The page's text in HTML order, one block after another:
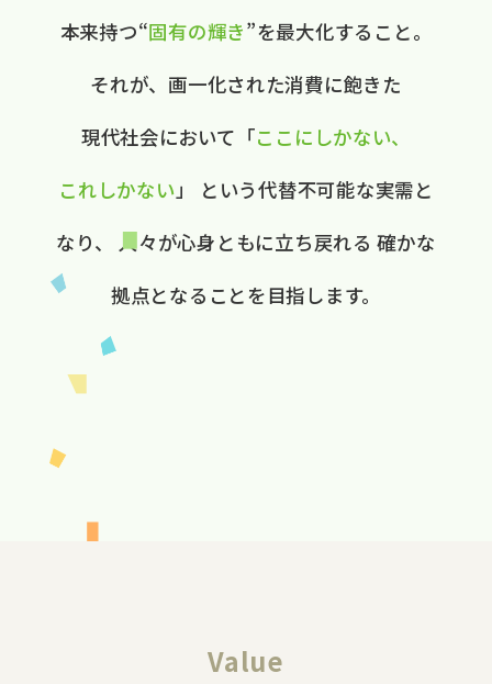
本来持つ“固有の​輝き”を​最大化する​こと。
それが、​画一化された​消費に​飽きた​
現代社会に​おいて ​「ここに​しかない、​
これしかない 」
と​いう​代替不可能な​実需と​
なり、
人々が​心身ともに​立ち戻れる 確かな​
拠点と​なる​ことを​目指します。​
Value